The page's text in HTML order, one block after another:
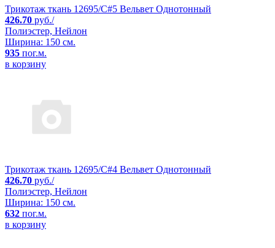
Трикотаж ткань 12695/C#5 Вельвет Однотонный
426.70 руб./
Полиэстер, Нейлон
Ширина: 150 см.
935 пог.м.
в корзину
Трикотаж ткань 12695/C#4 Вельвет Однотонный
426.70 руб./
Полиэстер, Нейлон
Ширина: 150 см.
632 пог.м.
в корзину